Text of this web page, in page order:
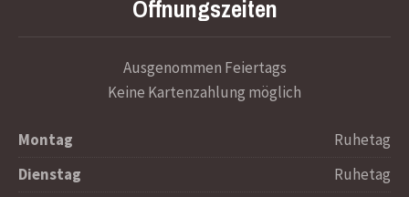
Öffnungszeiten
Ausgenommen Feiertags
Keine Kartenzahlung möglich
Montag
Ruhetag
Dienstag
Ruhetag